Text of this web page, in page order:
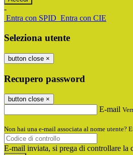
-
Entra con SPID Entra con CIE
Seleziona utente
button close ×
Recupero password
button close ×
E-mail
Non hai una e-mail associata al nome utente?
E-mail inviata, si prega di controllare la